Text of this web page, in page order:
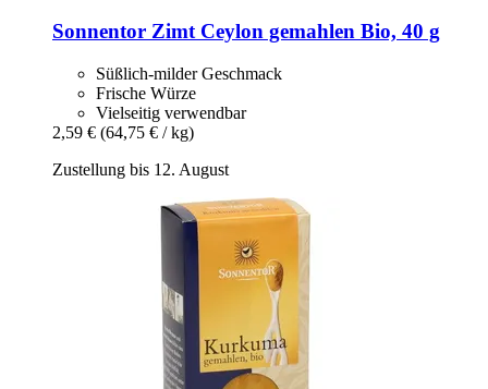
Sonnentor Zimt Ceylon gemahlen Bio, 40 g
Süßlich-milder Geschmack
Frische Würze
Vielseitig verwendbar
2,59 € (64,75 € / kg)
Zustellung bis 12. August